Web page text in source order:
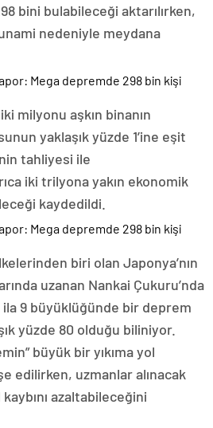
bini bulabileceği aktarılırken,
nedeniyle meydana
milyonu aşkın binanın
yaklaşık yüzde 1’ine eşit
tahliyesi ile
iki trilyona yakın ekonomik
kaydedildi.
biri olan Japonya’nın
uzanan Nankai Çukuru’nda
ila 9 büyüklüğünde bir deprem
yüzde 80 olduğu biliniyor.
büyük bir yıkıma yol
edilirken, uzmanlar alınacak
azaltabileceğini